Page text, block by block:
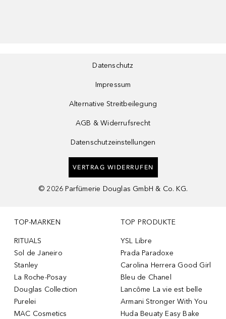
Datenschutz
Impressum
Alternative Streitbeilegung
AGB & Widerrufsrecht
Datenschutzeinstellungen
VERTRAG WIDERRUFEN
© 2026 Parfümerie Douglas GmbH & Co. KG.
TOP-MARKEN
RITUALS
Sol de Janeiro
Stanley
La Roche-Posay
Douglas Collection
Purelei
MAC Cosmetics
TOP PRODUKTE
YSL Libre
Prada Paradoxe
Carolina Herrera Good Girl
Bleu de Chanel
Lancôme La vie est belle
Armani Stronger With You
Huda Beuaty Easy Bake